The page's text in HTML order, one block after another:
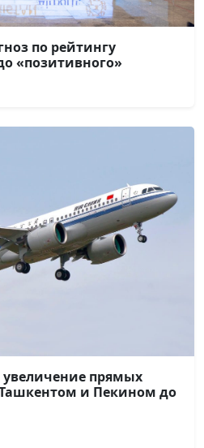
по рейтингу
«позитивного»
увеличение прямых
и Пекином до